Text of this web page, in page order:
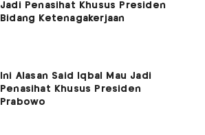
Jadi Penasihat Khusus Presiden
Bidang Ketenagakerjaan
Ini Alasan Said Iqbal Mau Jadi
Penasihat Khusus Presiden
Prabowo